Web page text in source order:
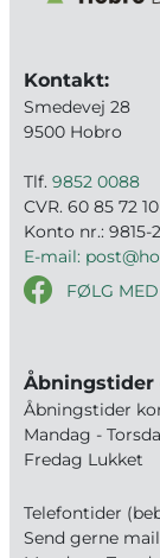
Kontakt:
Smedevej 28
9500 Hobro
Tlf. 9852 0088
CVR. 60 85 72 10
Konto nr.: 9815-
E-mail:
FØLG
Åbningstider
Åbningstider
Mandag -
Fredag Lukket
Telefontider
Send gerne